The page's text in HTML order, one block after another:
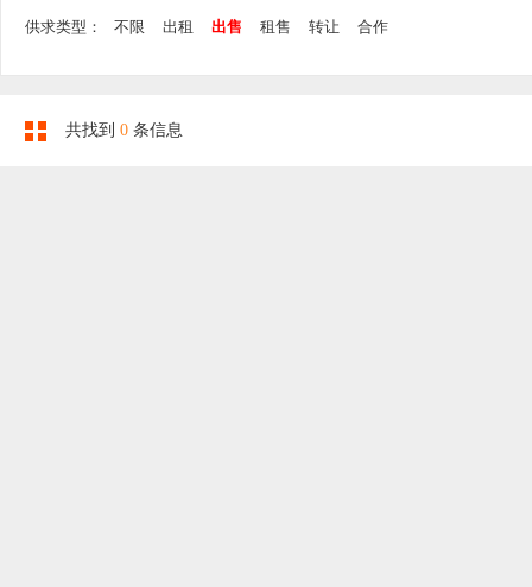
供求类型： 不限 出租 出售 租售 转让 合作
共找到 0 条信息